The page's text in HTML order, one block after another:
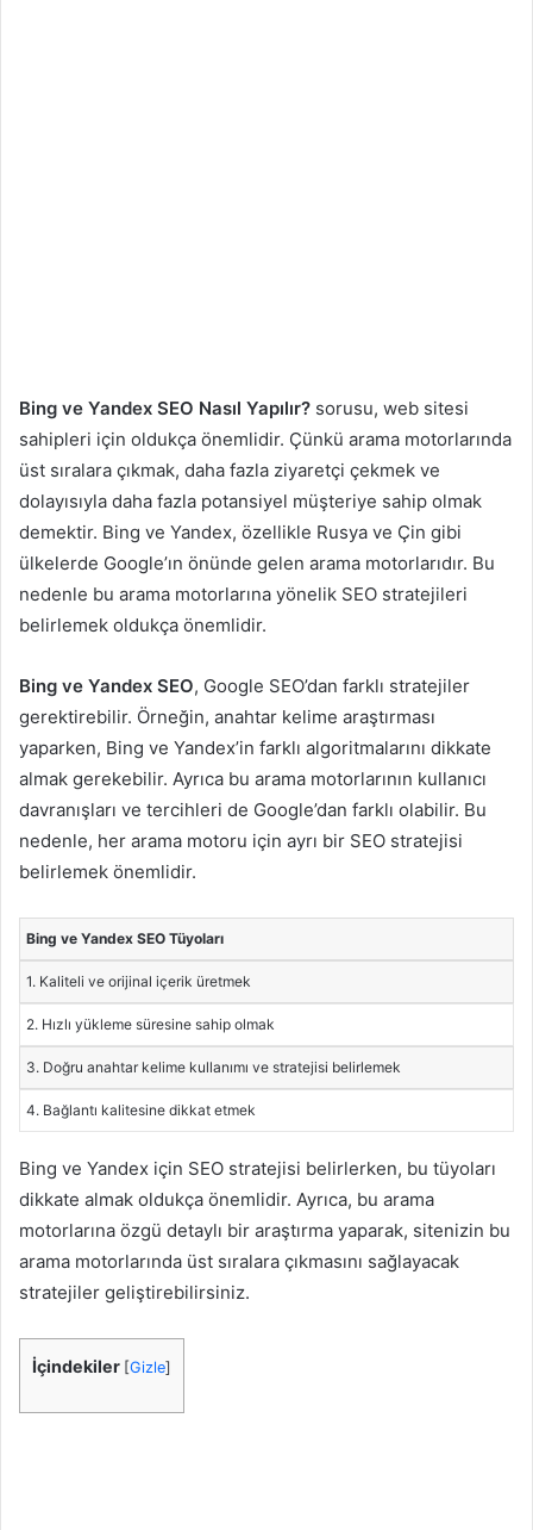
Bing ve Yandex SEO Nasıl Yapılır? sorusu, web sitesi
sahipleri için oldukça önemlidir. Çünkü arama motorlarında
üst sıralara çıkmak, daha fazla ziyaretçi çekmek ve
dolayısıyla daha fazla potansiyel müşteriye sahip olmak
demektir. Bing ve Yandex, özellikle Rusya ve Çin gibi
ülkelerde Google’ın önünde gelen arama motorlarıdır. Bu
nedenle bu arama motorlarına yönelik SEO stratejileri
belirlemek oldukça önemlidir.
Bing ve Yandex SEO, Google SEO’dan farklı stratejiler
gerektirebilir. Örneğin, anahtar kelime araştırması
yaparken, Bing ve Yandex’in farklı algoritmalarını dikkate
almak gerekebilir. Ayrıca bu arama motorlarının kullanıcı
davranışları ve tercihleri de Google’dan farklı olabilir. Bu
nedenle, her arama motoru için ayrı bir SEO stratejisi
belirlemek önemlidir.
Bing ve Yandex SEO Tüyoları
1. Kaliteli ve orijinal içerik üretmek
2. Hızlı yükleme süresine sahip olmak
3. Doğru anahtar kelime kullanımı ve stratejisi belirlemek
4. Bağlantı kalitesine dikkat etmek
Bing ve Yandex için SEO stratejisi belirlerken, bu tüyoları
dikkate almak oldukça önemlidir. Ayrıca, bu arama
motorlarına özgü detaylı bir araştırma yaparak, sitenizin bu
arama motorlarında üst sıralara çıkmasını sağlayacak
stratejiler geliştirebilirsiniz.
İçindekiler [Gizle]